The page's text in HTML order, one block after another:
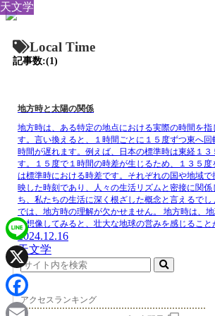
Local Time
記事数:(1)
天文学
地方時と太陽の関係
地方時は、ある特定の地点における実際の時間を
す。言い換えると、１時間ごとに１５度ずつ東へ
時間が遅れます。例えば、日本の標準時は東経１
す。１５度で１時間の時差が生じるため、１３５
は標準時における時差です。それぞれの国や地域
映した時刻であり、人々の生活リズムと密接に関
ち、私たちの生活に深く根ざした概念と言えるで
では、地方時の理解が欠かせません。 地方時は、
を想像してみると、壮大な地球の営みを感じること
2024.12.16
天文学
アクセスランキング
Line
X
Facebook